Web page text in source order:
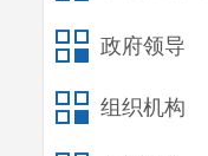
政府领导
组织机构